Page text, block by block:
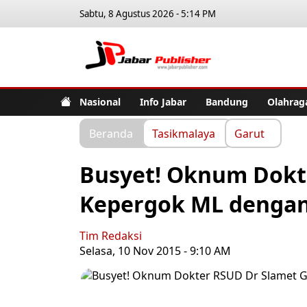
Sabtu, 8 Agustus 2026 - 5:14 PM
Nasional Info Jabar Bandung
Beranda Tasikmalaya Garut
Busyet! Oknum
Kepergok ML
Tim Redaksi
Selasa, 10 Nov 2015 - 9:10 AM